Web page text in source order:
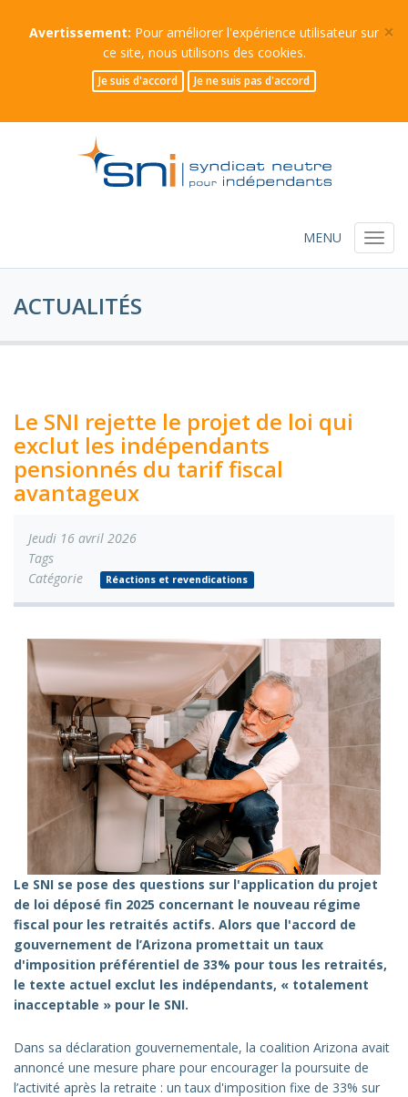
×
Avertissement: Pour améliorer l'expérience utilisateur sur
ce site, nous utilisons des cookies.
Je suis d'accord Je ne suis pas d'accord
MENU
ACTUALITÉS
Le SNI rejette le projet de loi qui
exclut les indépendants
pensionnés du tarif fiscal
avantageux
Jeudi 16 avril 2026
Tags
Catégorie
Réactions et revendications
Le SNI se pose des questions sur l'application du projet
de loi déposé fin 2025 concernant le nouveau régime
fiscal pour les retraités actifs. Alors que l'accord de
gouvernement de l’Arizona promettait un taux
d'imposition préférentiel de 33% pour tous les retraités,
le texte actuel exclut les indépendants, « totalement
inacceptable » pour le SNI.
Dans sa déclaration gouvernementale, la coalition Arizona avait
annoncé une mesure phare pour encourager la poursuite de
l’activité après la retraite : un taux d'imposition fixe de 33% sur